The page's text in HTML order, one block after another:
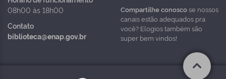
08h00 às 18h00
Contato
biblioteca@enap.gov.br
Compartilhe conoscose nossos
canais estão adequados pra
você? Elogios também são
super bem vindos!